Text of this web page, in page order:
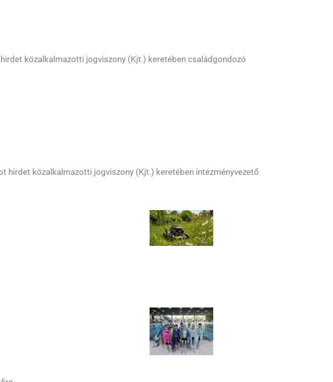
közalkalmazotti jogviszony (Kjt.) keretében családgondozó
hirdet közalkalmazotti jogviszony (Kjt.) keretében intézményvezető